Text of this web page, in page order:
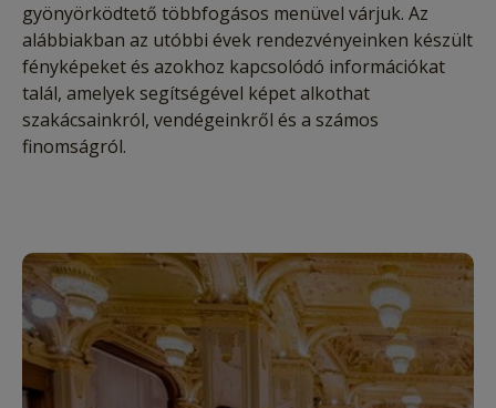
gyönyörködtető többfogásos menüvel várjuk. Az
alábbiakban az utóbbi évek rendezvényeinken készült
fényképeket és azokhoz kapcsolódó információkat
talál, amelyek segítségével képet alkothat
szakácsainkról, vendégeinkről és a számos
finomságról.